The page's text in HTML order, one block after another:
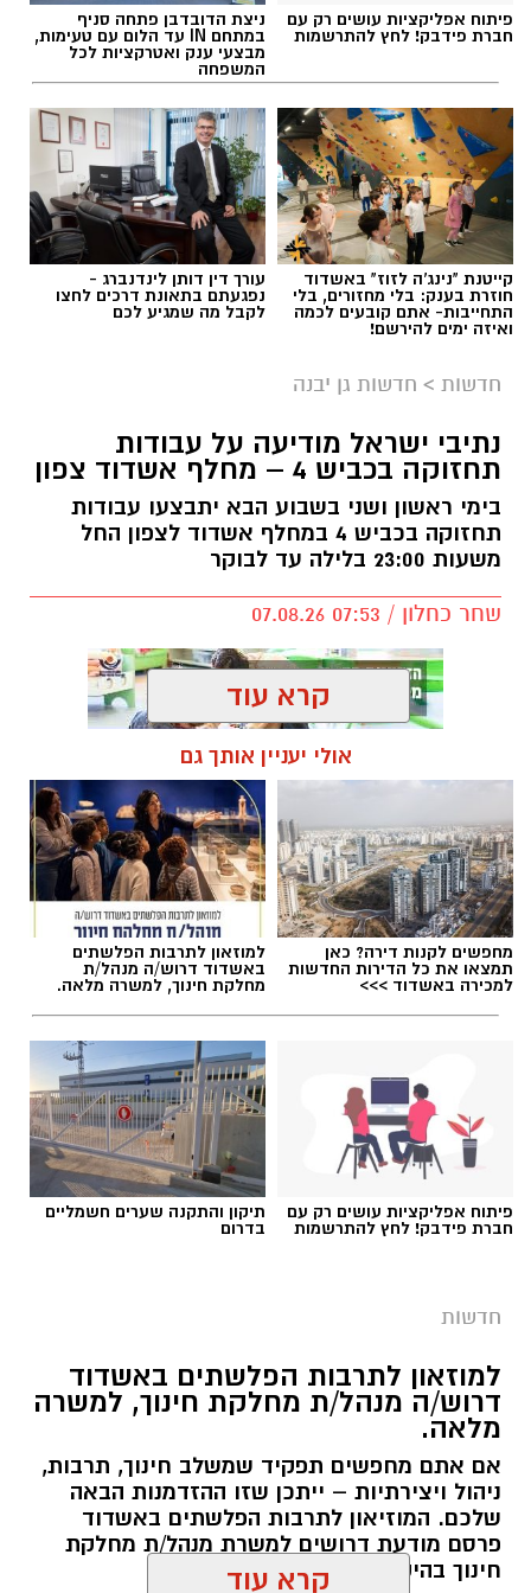
פיתוח אפליקציות עושים רק עם
חברת פידבק! לחץ להתרשמות
ניצת הדובדבן פתחה סניף
במתחם IN עד הלום עם טעימות,
מבצעי ענק ואטרקציות לכל
המשפחה
קייטנת "נינג'ה לזוז" באשדוד
חוזרת בענק: בלי מחזורים, בלי
התחייבות- אתם קובעים לכמה
ואיזה ימים להירשם!
עורך דין דותן לינדנברג -
נפגעתם בתאונת דרכים לחצו
לקבל מה שמגיע לכם
חדשות > חדשות גן יבנה
נתיבי ישראל מודיעה על עבודות
תחזוקה בכביש 4 – מחלף אשדוד צפון
בימי ראשון ושני בשבוע הבא יתבצעו עבודות
תחזוקה בכביש 4 במחלף אשדוד לצפון החל
משעות 23:00 בלילה עד לבוקר
שחר כחלון / 07:53 07.08.26
מחלף אשדוד כביש 4 , עבודות תחזוקה
עבודות בכביש
הסדרי התנועה:
תבוצע חסימה הרמטית של רמפות הכניסה ממחלף
אשדוד צפון לכביש 4 לכיוון דרום. לנוסעים לכיוון
דרום מומלץ להמשיך דרך מחלף יבנה ולהצטרף
משם לכביש 4.
קרא עוד
אולי יעניין אותך גם
מחפשים לקנות דירה? כאן
תמצאו את כל הדירות החדשות
למכירה באשדוד >>>
למוזאון לתרבות הפלשתים
באשדוד דרוש/ה מנהל/ת
מחלקת חינוך, למשרה מלאה.
פיתוח אפליקציות עושים רק עם
חברת פידבק! לחץ להתרשמות
תיקון והתקנה שערים חשמליים
בדרום
חדשות
למוזאון לתרבות הפלשתים באשדוד
דרוש/ה מנהל/ת מחלקת חינוך, למשרה
מלאה.
אם אתם מחפשים תפקיד שמשלב חינוך, תרבות,
ניהול ויצירתיות – ייתכן שזו ההזדמנות הבאה
שלכם. המוזיאון לתרבות הפלשתים באשדוד
פרסם מודעת דרושים למשרת מנהל/ת מחלקת
חינוך בהיקף של משרה מלאה.